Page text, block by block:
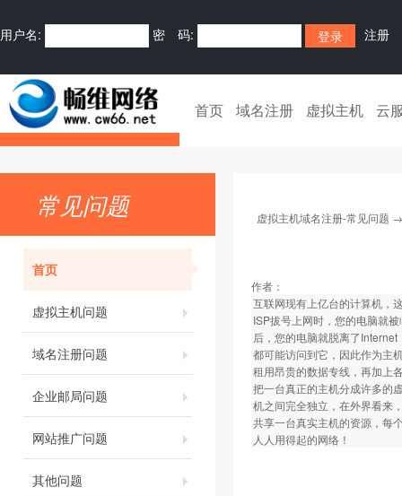
用户名: 密 码: 注册
首页 域名注册 虚拟主机 云
常见问题
首页
虚拟主机问题
域名注册问题
企业邮局问题
网站推广问题
其他问题
虚拟主机域名注册-常见问题
作者：
互联网现有上亿台的计算机，
ISP拔号上网时，您的电脑就
后，您的电脑就脱离了
都可能访问到它，因此作为主
租用昂贵的数据专线，再加上
把一台真正的主机分成许多的
机之间完全独立，在外界看来
共享一台真实主机的资源，每
人人用得起的网络！